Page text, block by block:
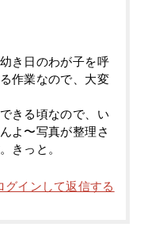
き日のわが子を呼
作業なので、大変
きる頃なので、い
よ〜写真が整理さ
きっと。
グインして返信する